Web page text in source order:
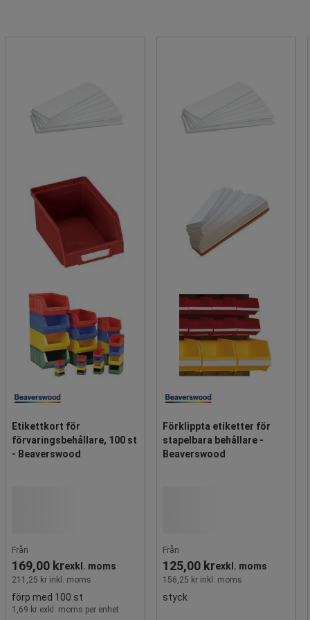
Etikettkort för
förvaringsbehållare, 100 st
- Beaverswood
Från
169,00 krexkl. moms
211,25 kr inkl. moms
förp med 100 st
1,69 kr exkl. moms per enhet
Förklippta etiketter för
stapelbara behållare -
Beaverswood
Från
125,00 krexkl. moms
156,25 kr inkl. moms
styck